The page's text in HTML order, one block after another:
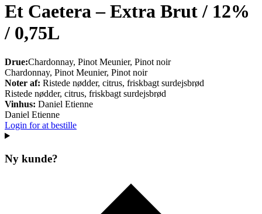
Et Caetera – Extra Brut / 12%
/ 0,75L
Drue:Chardonnay, Pinot Meunier, Pinot noir
Chardonnay, Pinot Meunier, Pinot noir
Noter af: Ristede nødder, citrus, friskbagt surdejsbrød
Ristede nødder, citrus, friskbagt surdejsbrød
Vinhus: Daniel Etienne
Daniel Etienne
Login for at bestille
Ny kunde?